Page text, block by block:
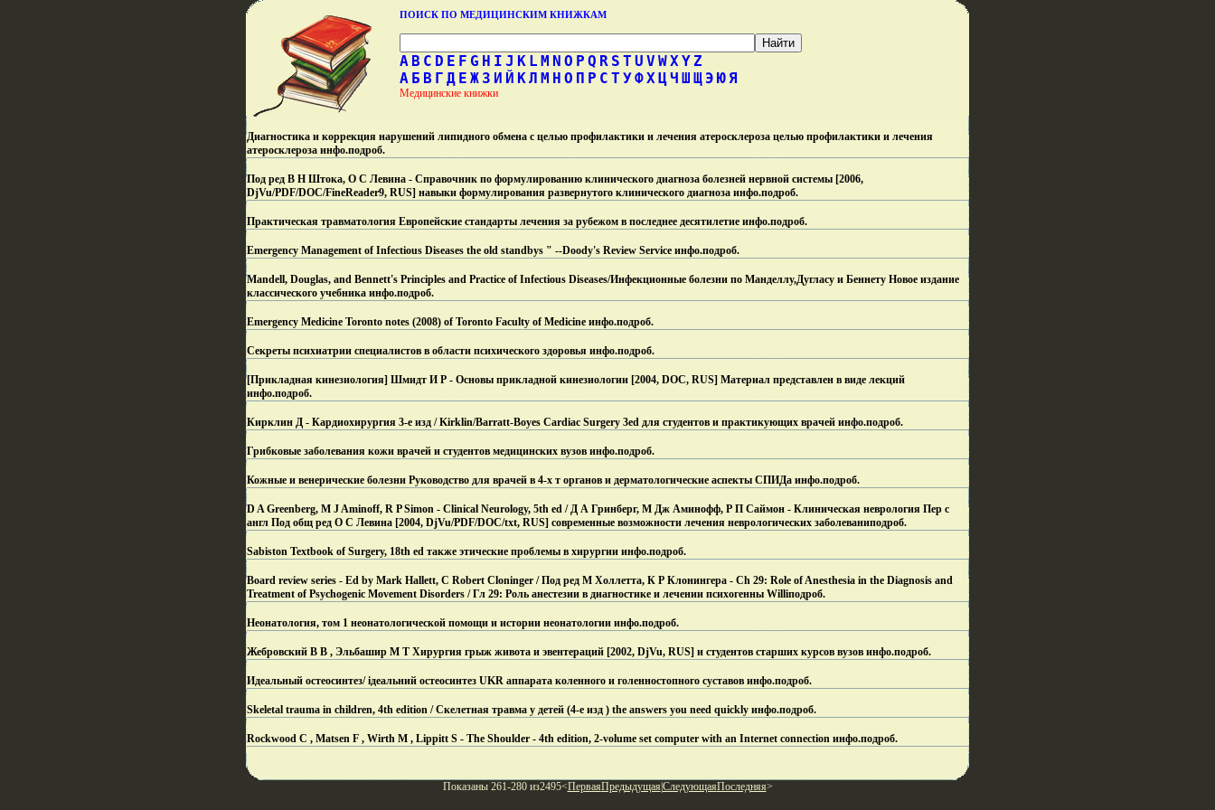
ПОИСК ПО МЕДИЦИНСКИМ КНИЖКАМ
A B C D E F G H I J K L M N O P Q R S T U V WXY Z
А Б В Г Д Е Ж З И Й КЛ М Н О П Р С Т УФХЦЧ Ш Щ Э ЮЯ
Медицинские книжки
Диагностика и коррекция нарушений липидного обмена с целью профилактики и лечения атеросклероза целью профилактики и лечения
атеросклероза инфо.подроб.
Под ред В Н Штока, О С Левина - Справочник по формулированию клинического диагноза болезней нервной системы [2006,
DjVu/PDF/DOC/FineReader9, RUS] навыки формулирования развернутого клинического диагноза инфо.подроб.
Практическая травматология Европейские стандарты лечения за рубежом в последнее десятилетие инфо.подроб.
Emergency Management of Infectious Diseases the old standbys " --Doody's Review Service инфо.подроб.
Mandell, Douglas, and Bennett's Principles and Practice of Infectious Diseases/Инфекционные болезни по Манделлу,Дугласу и Беннету Новое издание
классического учебника инфо.подроб.
Emergency Medicine Toronto notes (2008) of Toronto Faculty of Medicine инфо.подроб.
Секреты психиатрии специалистов в области психического здоровья инфо.подроб.
[Прикладная кинезиология] Шмидт И Р - Основы прикладной кинезиологии [2004, DOC, RUS] Материал представлен в виде лекций
инфо.подроб.
Кирклин Д - Кардиохирургия 3-е изд / Kirklin/Barratt-Boyes Cardiac Surgery 3ed для студентов и практикующих врачей инфо.подроб.
Грибковые заболевания кожи врачей и студентов медицинских вузов инфо.подроб.
Кожные и венерические болезни Руководство для врачей в 4-х т органов и дерматологические аспекты СПИДа инфо.подроб.
D A Greenberg, M J Aminoff, R P Simon - Clinical Neurology, 5th ed / Д А Гринберг, М Дж Аминофф, Р П Саймон - Клиническая неврология Пер с
англ Под общ ред О С Левина [2004, DjVu/PDF/DOC/txt, RUS] современные возможности лечения неврологических заболеваниподроб.
Sabiston Textbook of Surgery, 18th ed также этические проблемы в хирургии инфо.подроб.
Board review series - Ed by Mark Hallett, C Robert Cloninger / Под ред М Холлетта, К Р Клонингера - Ch 29: Role of Anesthesia in the Diagnosis and
Treatment of Psychogenic Movement Disorders / Гл 29: Роль анестезии в диагностике и лечении психогенны Williподроб.
Неонатология, том 1 неонатологической помощи и истории неонатологии инфо.подроб.
Жебровский В В , Эльбашир М Т Хирургия грыж живота и эвентераций [2002, DjVu, RUS] и студентов старших курсов вузов инфо.подроб.
Идеальный остеосинтез/ iдеальний остеосинтез UKR аппарата коленного и голенностопного суставов инфо.подроб.
Skeletal trauma in children, 4th edition / Скелетная травма у детей (4-е изд ) the answers you need quickly инфо.подроб.
Rockwood C , Matsen F , Wirth M , Lippitt S - The Shoulder - 4th edition, 2-volume set computer with an Internet connection инфо.подроб.
Показаны 261-280 из2495<ПерваяПредыдущая СледующаяПоследняя>